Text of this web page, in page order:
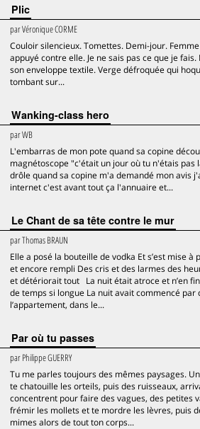
Plic
parVéronique CORME
Couloir silencieux. Tomettes. Demi-jour.
appuyé contre elle. Je ne sais pas ce que je
son enveloppe textile. Verge défroquée qui
tombant sur...
Wanking-class hero
parWB
L'embarras de mon pote quand sa copine
magnétoscope "c'était un jour où tu n'étais
drôle quand sa copine m'a demandé mon avis
internet c'est avant tout ça l'annuaire et...
Le Chant de sa tête contre le mur
parThomas BRAUN
Elle a posé la bouteille de vodka Et s’est mise
et encore rempli Des cris et des larmes des
et détériorait tout La nuit était atroce et n’en
de temps si longue La nuit avait commencé par
l’appartement, dans le...
Par où tu passes
parPhilippe GUERRY
Tu me parles toujours des mêmes paysages.
te chatouille les orteils, puis des ruisseaux,
concentrent pour faire des vagues, des petites
frémir les mollets et te mordre les lèvres, puis
mimes alors de tout ton corps...